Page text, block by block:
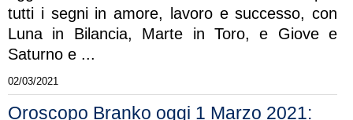
tutti i segni in amore, lavoro e successo, con
Luna in Bilancia, Marte in Toro, e Giove e
Saturno e ...
02/03/2021
Oroscopo Branko oggi 1 Marzo 2021: